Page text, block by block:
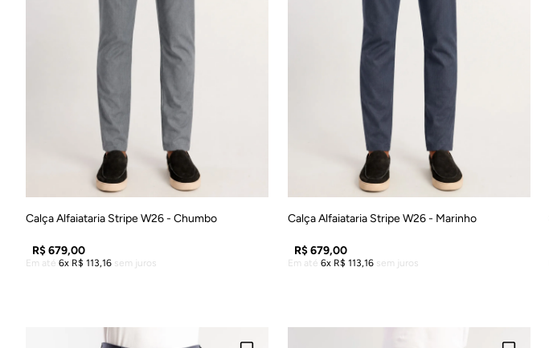
40 42 44 46
Calça Alfaiataria Stripe W26 - Chumbo
R$679,00
Em até 6 R$ 113,16 sem juros
40 42 44 46
Calça Alfaiataria Stripe W26 - Marinho
R$679,00
Em até 6 R$ 113,16 sem juros